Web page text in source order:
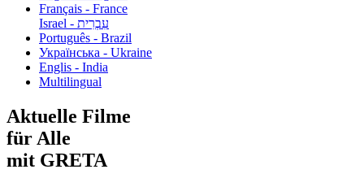
Français - France
עִבְרִית - Israel
Português - Brazil
Українська - Ukraine
Englis - India
Multilingual
Aktuelle Filme
für Alle
mit GRETA